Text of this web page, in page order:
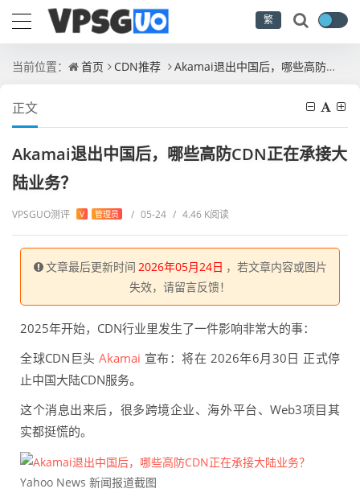
繁
当前位置： 首页 CDN推荐 Akamai退出中国后，哪些高防CDN正在承接大陆业务？
正文
Akamai退出中国后，哪些高防CDN正在承接大
陆业务？
VPSGUO测评 V 管理员 / 05-24 / 4.46 K阅读
文章最后更新时间 2026年05月24日 ，若文章内容或图片
失效，请留言反馈！
2025年开始，CDN行业里发生了一件影响非常大的事：
全球CDN巨头 Akamai 宣布：将在 2026年6月30日 正式停
止中国大陆CDN服务。
这个消息出来后，很多跨境企业、海外平台、Web3项目其
实都挺慌的。
Yahoo News 新闻报道截图